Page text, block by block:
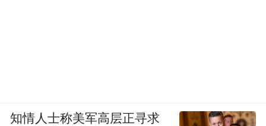
知情人士称美军高层正寻求